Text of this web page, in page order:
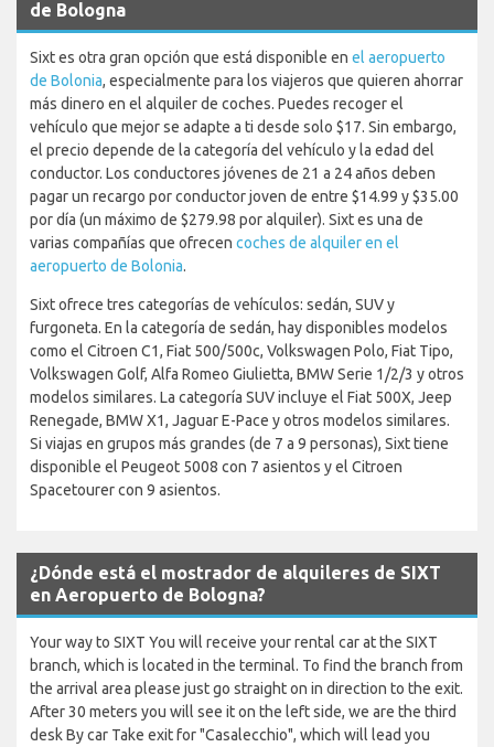
de Bologna
Sixt es otra gran opción que está disponible en el aeropuerto
de Bolonia, especialmente para los viajeros que quieren ahorrar
más dinero en el alquiler de coches. Puedes recoger el
vehículo que mejor se adapte a ti desde solo $17. Sin embargo,
el precio depende de la categoría del vehículo y la edad del
conductor. Los conductores jóvenes de 21 a 24 años deben
pagar un recargo por conductor joven de entre $14.99 y $35.00
por día (un máximo de $279.98 por alquiler). Sixt es una de
varias compañías que ofrecen coches de alquiler en el
aeropuerto de Bolonia.
Sixt ofrece tres categorías de vehículos: sedán, SUV y
furgoneta. En la categoría de sedán, hay disponibles modelos
como el Citroen C1, Fiat 500/500c, Volkswagen Polo, Fiat Tipo,
Volkswagen Golf, Alfa Romeo Giulietta, BMW Serie 1/2/3 y otros
modelos similares. La categoría SUV incluye el Fiat 500X, Jeep
Renegade, BMW X1, Jaguar E-Pace y otros modelos similares.
Si viajas en grupos más grandes (de 7 a 9 personas), Sixt tiene
disponible el Peugeot 5008 con 7 asientos y el Citroen
Spacetourer con 9 asientos.
¿Dónde está el mostrador de alquileres de SIXT
en Aeropuerto de Bologna?
Your way to SIXT You will receive your rental car at the SIXT
branch, which is located in the terminal. To find the branch from
the arrival area please just go straight on in direction to the exit.
After 30 meters you will see it on the left side, we are the third
desk By car Take exit for "Casalecchio", which will lead you